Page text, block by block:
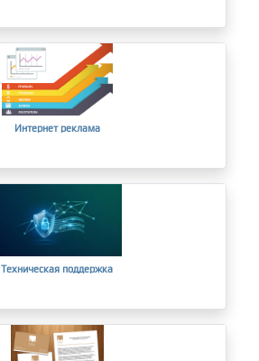
Интернет реклама
Техническая поддержка